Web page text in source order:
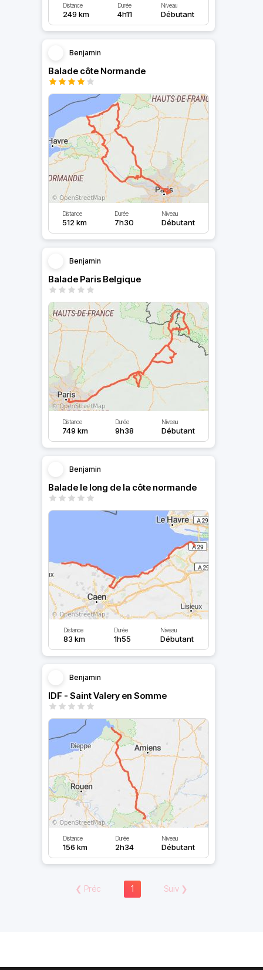
Distance
249 km
Durée
4h11
Niveau
Débutant
Benjamin
Balade côte Normande
Distance
512 km
Durée
7h30
Niveau
Débutant
Benjamin
Balade Paris Belgique
Distance
749 km
Durée
9h38
Niveau
Débutant
Benjamin
Balade le long de la côte normande
Distance
83 km
Durée
1h55
Niveau
Débutant
Benjamin
IDF - Saint Valery en Somme
Distance
156 km
Durée
2h34
Niveau
Débutant
❮ Préc 1 Suiv ❯